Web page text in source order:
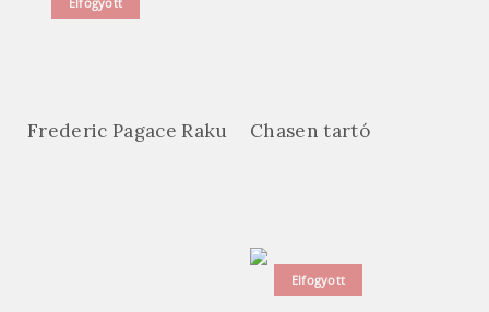
Frederic Pagace Raku Chasen tartó
Elfogyott